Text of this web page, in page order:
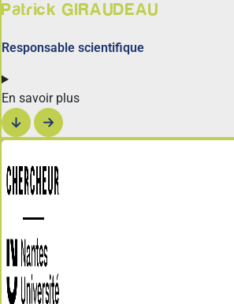
Patrick GIRAUDEAU
Responsable scientifique
En savoir plus